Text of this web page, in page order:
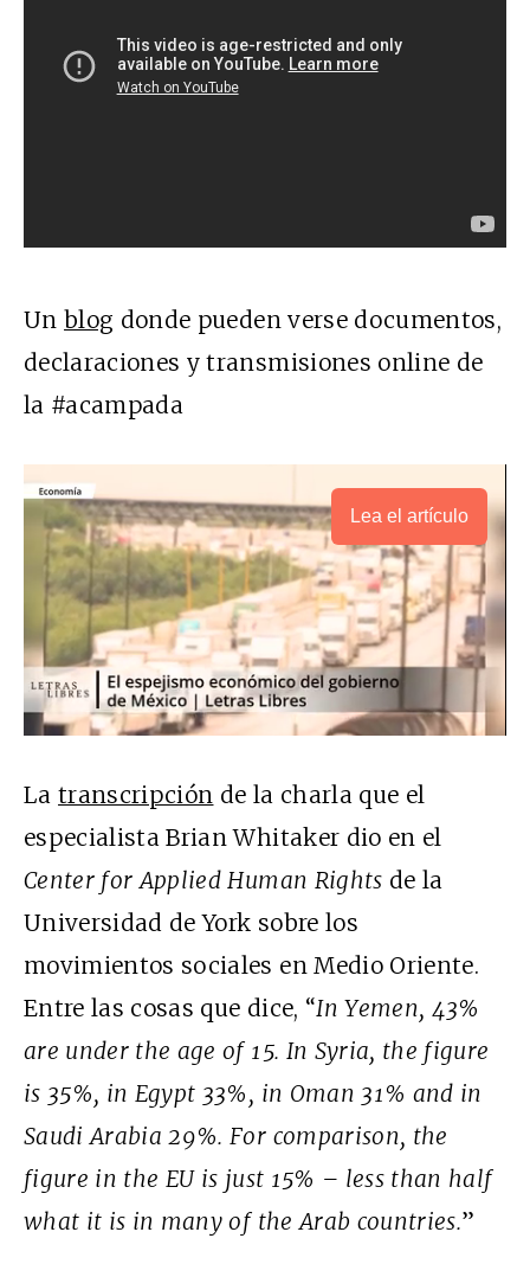
Unblog donde pueden verse documentos,
declaraciones y transmisiones online de
la #acampada
Lea el artículo
Latranscripción de la charla que el
especialista Brian Whitaker dio en el
Center for Applied Human Rights de la
Universidad de York sobre los
movimientos sociales en Medio Oriente.
Entre las cosas que dice, “In Yemen, 43%
are under the age of 15. In Syria, the figure
is 35%, in Egypt 33%, in Oman 31% and in
Saudi Arabia 29%. For comparison, the
figure in the EU is just 15% – less than half
what it is in many of the Arab countries.”